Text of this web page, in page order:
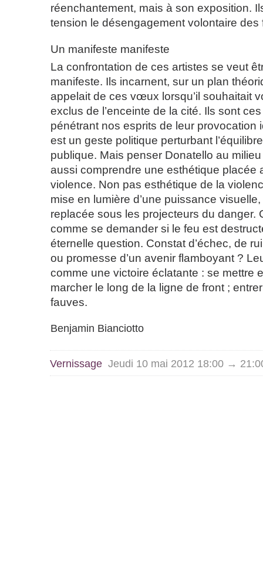
réenchantement, mais à son exposition.
tension le désengagement volontaire des
Un manifeste manifeste
La confrontation de ces artistes se veut
manifeste. Ils incarnent, sur un plan
appelait de ces vœux lorsqu’il souhaitait
exclus de l’enceinte de la cité. Ils sont
pénétrant nos esprits de leur provocation
est un geste politique perturbant
publique. Mais penser Donatello au milieu
aussi comprendre une esthétique placée
violence. Non pas esthétique de la
mise en lumière d’une puissance visuelle,
replacée sous les projecteurs du danger.
comme se demander si le feu est
éternelle question. Constat d’échec, de
ou promesse d’un avenir flamboyant ?
comme une victoire éclatante : se mettre
marcher le long de la ligne de front ;
fauves.
Benjamin Bianciotto
Vernissage Jeudi 10 mai 2012 18:00 →